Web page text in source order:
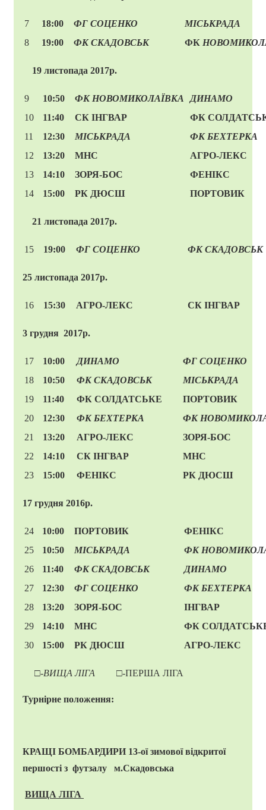
7 18:00 ФГ СОЦЕНКО
МІСЬКРАДА
8
19:00 ФК СКАДОВСЬК ФК
19 листопада 2017р.
9 10:50 ФК НОВОМИКОЛАЇВКА
ДИНАМО
10
11:40 СК ІНГВАР
ФК
11
12:30 МІСЬКРАДА
ФК БЕХТЕРКА
12
13:20 МНС
АГРО-ЛЕКС
13
14:10 ЗОРЯ-БОС
ФЕНІКС
14
15:00 РК ДЮСШ ПОРТОВИК
21 листопада 2017р.
15 19:00 ФГ СОЦЕНКО ФК СКАДОВСЬК
25 листопада 2017р.
16 15:30 АГРО-ЛЕКС СК ІНГВАР
3 грудня 2017р.
17 10:00 ДИНАМО
ФГ СОЦЕНКО
18
10:50 ФК СКАДОВСЬК
МІСЬКРАДА
19
11:40 ФК СОЛДАТСЬКЕ
ПОРТОВИК
20
12:30 ФК БЕХТЕРКА ФК
21
13:20 АГРО-ЛЕКС
ЗОРЯ-БОС
22
14:10 СК ІНГВАР
МНС
23
15:00 ФЕНІКС РК ДЮСШ
17 грудня 2016р.
24 10:00 ПОРТОВИК
ФЕНІКС
25
10:50 МІСЬКРАДА ФК
26
11:40 ФК СКАДОВСЬК
ДИНАМО
27
12:30 ФГ СОЦЕНКО ФК БЕХТЕРКА
28
13:20 ЗОРЯ-БОС
ІНГВАР
29
14:10 МНС
ФК
30
15:00 РК ДЮСШ АГРО-ЛЕКС
□-ВИЩА ЛІГА □-ПЕРША ЛІГА
Турнірне положення:
КРАЩІ БОМБАРДИРИ 13-ої зимової відкритої
першості з футзалу м.Скадовська
ВИЩА ЛІГА